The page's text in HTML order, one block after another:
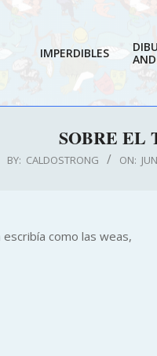
IMPERDIBLES
SOBRE EL
BY: CALDOSTRONG ON:
como las weas,